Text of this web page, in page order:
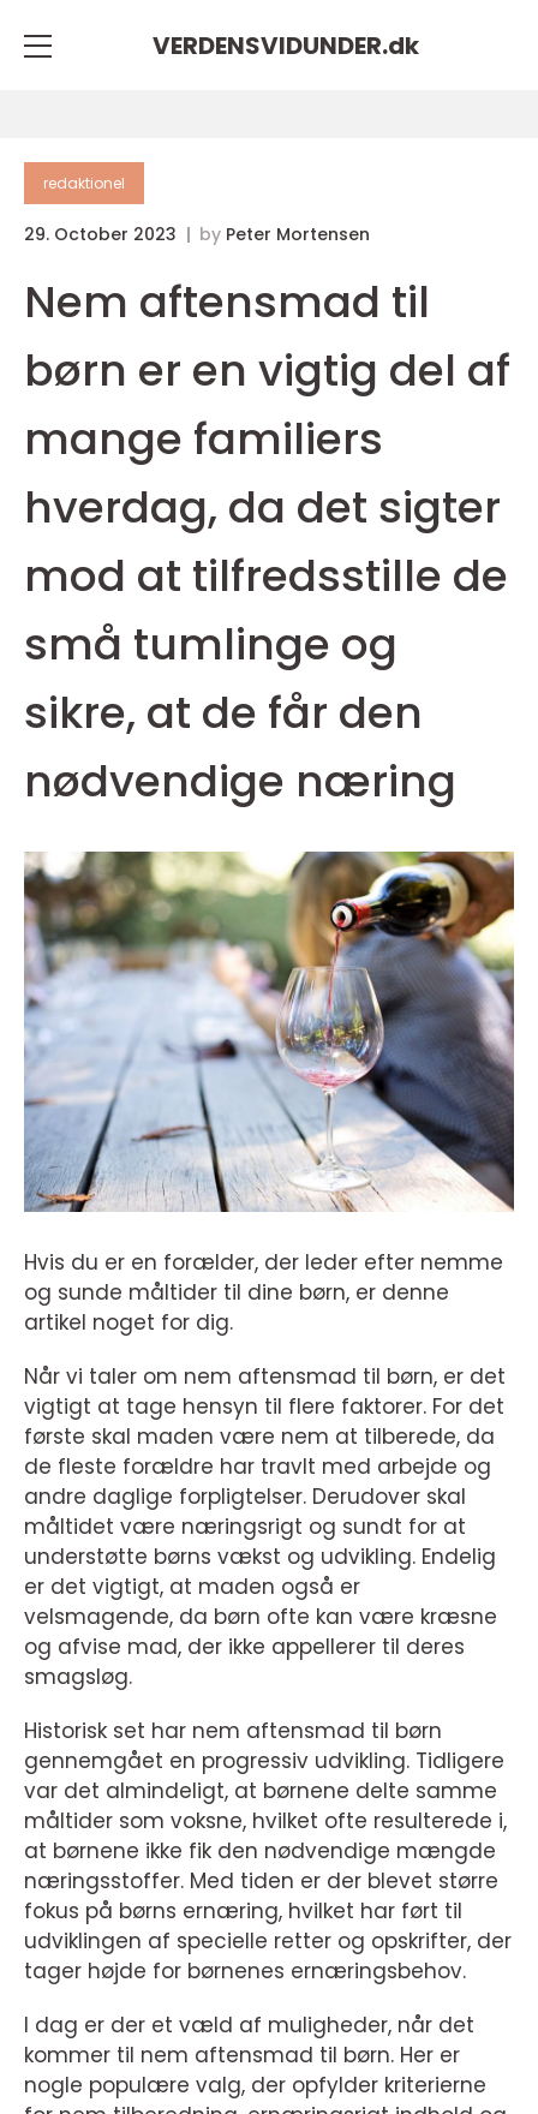
VERDENSVIDUNDER.dk
redaktionel
29. October 2023 by Peter Mortensen
Nem aftensmad til
børn er en vigtig del af
mange familiers
hverdag, da det sigter
mod at tilfredsstille de
små tumlinge og
sikre, at de får den
nødvendige næring
Hvis du er en forælder, der leder efter nemme
og sunde måltider til dine børn, er denne
artikel noget for dig.
Når vi taler om nem aftensmad til børn, er det
vigtigt at tage hensyn til flere faktorer. For det
første skal maden være nem at tilberede, da
de fleste forældre har travlt med arbejde og
andre daglige forpligtelser. Derudover skal
måltidet være næringsrigt og sundt for at
understøtte børns vækst og udvikling. Endelig
er det vigtigt, at maden også er
velsmagende, da børn ofte kan være kræsne
og afvise mad, der ikke appellerer til deres
smagsløg.
Historisk set har nem aftensmad til børn
gennemgået en progressiv udvikling. Tidligere
var det almindeligt, at børnene delte samme
måltider som voksne, hvilket ofte resulterede i,
at børnene ikke fik den nødvendige mængde
næringsstoffer. Med tiden er der blevet større
fokus på børns ernæring, hvilket har ført til
udviklingen af specielle retter og opskrifter, der
tager højde for børnenes ernæringsbehov.
I dag er der et væld af muligheder, når det
kommer til nem aftensmad til børn. Her er
nogle populære valg, der opfylder kriterierne